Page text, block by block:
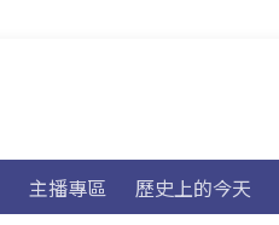
主播專區 歷史上的今天